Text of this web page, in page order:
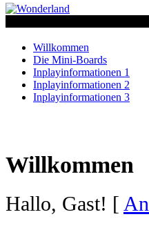
Willkommen
Die Mini-Boards
Inplayinformationen 1
Inplayinformationen 2
Inplayinformationen 3
Willkommen
Hallo, Gast! [